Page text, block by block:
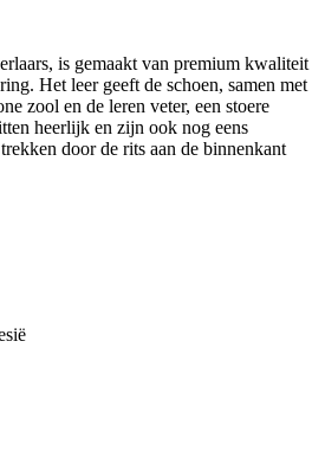
is gemaakt van premium kwaliteit
Het leer geeft de schoen, samen met
zool en de leren veter, een stoere
heerlijk en zijn ook nog eens
door de rits aan de binnenkant